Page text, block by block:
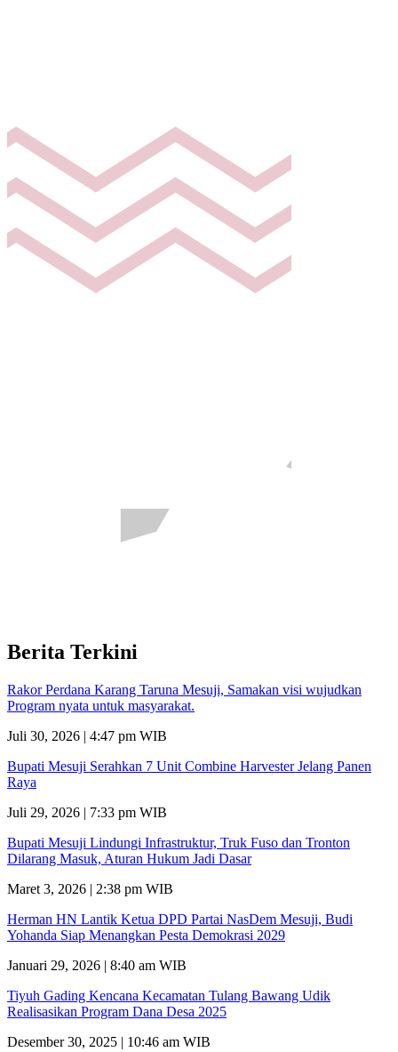
Berita Terkini
Rakor Perdana Karang Taruna Mesuji, Samakan visi wujudkan
Program nyata untuk masyarakat.
Juli 30, 2026 | 4:47 pm WIB
Bupati Mesuji Serahkan 7 Unit Combine Harvester Jelang Panen
Raya
Juli 29, 2026 | 7:33 pm WIB
Bupati Mesuji Lindungi Infrastruktur, Truk Fuso dan Tronton
Dilarang Masuk, Aturan Hukum Jadi Dasar
Maret 3, 2026 | 2:38 pm WIB
Herman HN Lantik Ketua DPD Partai NasDem Mesuji, Budi
Yohanda Siap Menangkan Pesta Demokrasi 2029
Januari 29, 2026 | 8:40 am WIB
Tiyuh Gading Kencana Kecamatan Tulang Bawang Udik
Realisasikan Program Dana Desa 2025
Desember 30, 2025 | 10:46 am WIB